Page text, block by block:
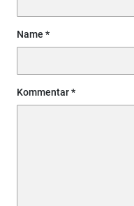
Name
Kommentar